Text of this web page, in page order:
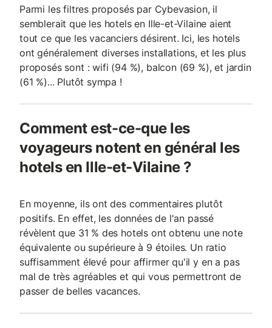
Parmi les filtres proposés par Cybevasion, il
semblerait que les hotels en Ille-et-Vilaine aient
tout ce que les vacanciers désirent. Ici, les hotels
ont généralement diverses installations, et les plus
proposés sont : wifi (94 %), balcon (69 %), et jardin
(61 %)... Plutôt sympa !
Comment est-ce-que les
voyageurs notent en général les
hotels en Ille-et-Vilaine ?
En moyenne, ils ont des commentaires plutôt
positifs. En effet, les données de l'an passé
révèlent que 31 % des hotels ont obtenu une note
équivalente ou supérieure à 9 étoiles. Un ratio
suffisamment élevé pour affirmer qu'il y en a pas
mal de très agréables et qui vous permettront de
passer de belles vacances.